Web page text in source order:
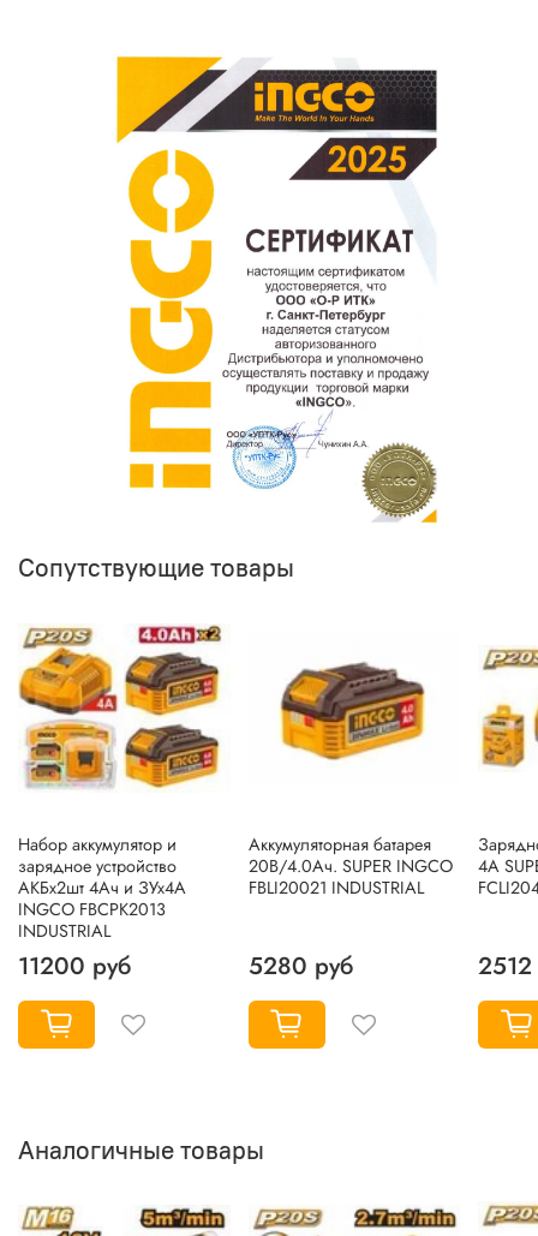
Ваш отзыв о товаре, магазине или работе продавца
поможет нам улучшать сервис и будет полезен другим
Оставить отзыв о покупке
Сопутствующие товары
Набор аккумулятор и
зарядное устройство
АКБх2шт 4Ач и ЗУх4А
INGCO FBCPK2013
INDUSTRIAL
11200 руб
Аккумуляторная батарея
20В/4.0Ач. SUPER INGCO
FBLI20021 INDUSTRIAL
5280 руб
4A
Аналогичные товары